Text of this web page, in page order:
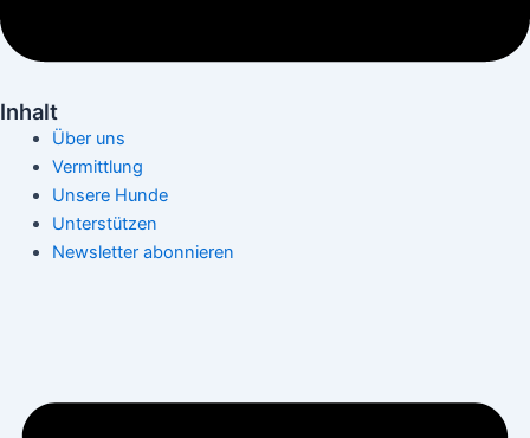
Inhalt
Über uns
Vermittlung
Unsere Hunde
Unterstützen
Newsletter abonnieren